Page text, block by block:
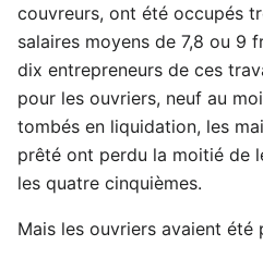
couvreurs, ont été occupés
salaires moyens de 7,8 ou 9
dix entrepreneurs de ces
pour les ouvriers, neuf au
tombés en liquidation, les
prêté ont perdu la moitié de
les quatre cinquièmes.
Mais les ouvriers avaient été